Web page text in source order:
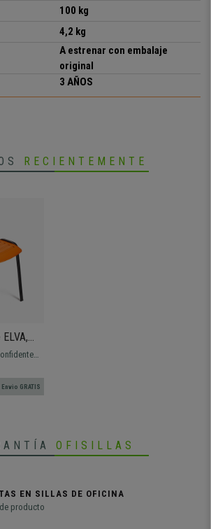
precio inmejorable
ergonómicos
resistente: marco de acero con 4 patas en
cómoda
100 kg
4,2 kg
A estrenar con embalaje
original
3 AÑOS
RECIENTEMENTE
gran
y
perfecto
facil
Envio GRATIS
OFISILLAS
EN SILLAS DE OFICINA
producto